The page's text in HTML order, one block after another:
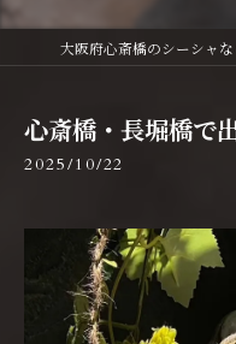
心斎橋・長堀橋で
2025/10/22